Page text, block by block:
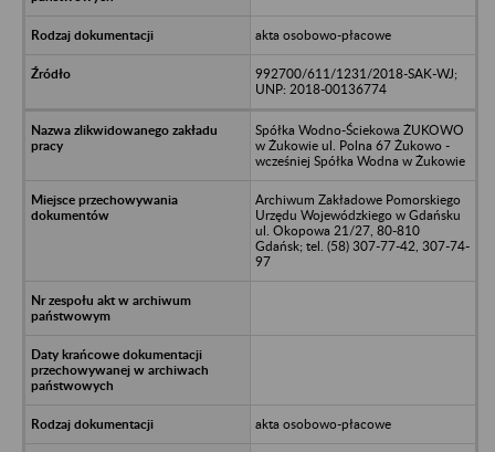
akta osobowo-płacowe
992700/611/1231/2018-SAK-WJ;
UNP: 2018-00136774
Spółka Wodno-Ściekowa ŻUKOWO
w Żukowie ul. Polna 67 Żukowo -
wcześniej Spółka Wodna w Żukowie
Archiwum Zakładowe Pomorskiego
Urzędu Wojewódzkiego w Gdańsku
ul. Okopowa 21/27, 80-810
Gdańsk; tel. (58) 307-77-42, 307-74-
97
akta osobowo-płacowe